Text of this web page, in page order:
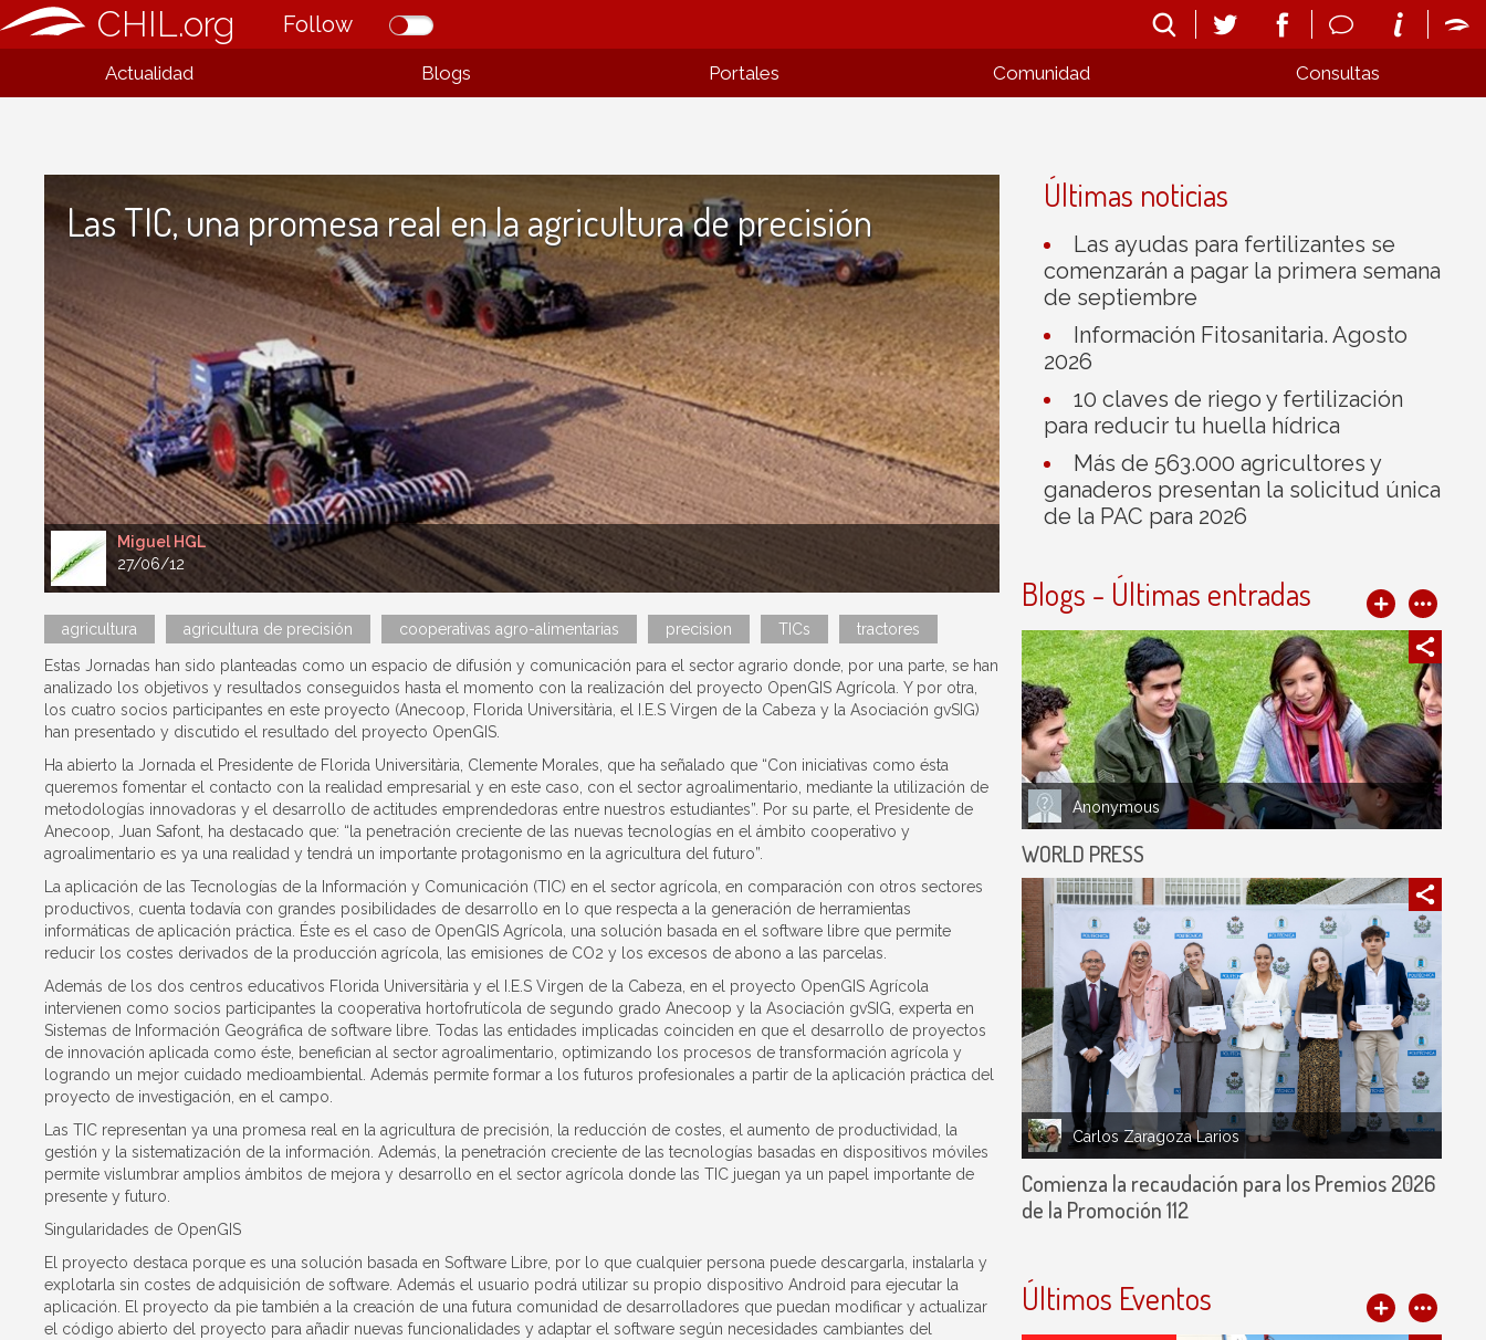
CHIL.org Follow
Actualidad Blogs Portales Comunidad Consultas
Miguel HGL
27/06/12
Las TIC, una promesa real en la agricultura de precisión
agricultura agricultura de precisión cooperativas agro-alimentarias precision TICs tractores
Estas Jornadas han sido planteadas como un espacio de difusión y comunicación para el sector agrario donde, por una parte, se han
analizado los objetivos y resultados conseguidos hasta el momento con la realización del proyecto OpenGIS Agrícola. Y por otra,
los cuatro socios participantes en este proyecto (Anecoop, Florida Universitària, el I.E.S Virgen de la Cabeza y la Asociación gvSIG)
han presentado y discutido el resultado del proyecto OpenGIS.
Ha abierto la Jornada el Presidente de Florida Universitària, Clemente Morales, que ha señalado que “Con iniciativas como ésta
queremos fomentar el contacto con la realidad empresarial y en este caso, con el sector agroalimentario, mediante la utilización de
metodologías innovadoras y el desarrollo de actitudes emprendedoras entre nuestros estudiantes”. Por su parte, el Presidente de
Anecoop, Juan Safont, ha destacado que: “la penetración creciente de las nuevas tecnologías en el ámbito cooperativo y
agroalimentario es ya una realidad y tendrá un importante protagonismo en la agricultura del futuro”.
La aplicación de las Tecnologías de la Información y Comunicación (TIC) en el sector agrícola, en comparación con otros sectores
productivos, cuenta todavía con grandes posibilidades de desarrollo en lo que respecta a la generación de herramientas
informáticas de aplicación práctica. Éste es el caso de OpenGIS Agrícola, una solución basada en el software libre que permite
reducir los costes derivados de la producción agrícola, las emisiones de CO2 y los excesos de abono a las parcelas.
Además de los dos centros educativos Florida Universitària y el I.E.S Virgen de la Cabeza, en el proyecto OpenGIS Agrícola
intervienen como socios participantes la cooperativa hortofrutícola de segundo grado Anecoop y la Asociación gvSIG, experta en
Sistemas de Información Geográfica de software libre. Todas las entidades implicadas coinciden en que el desarrollo de proyectos
de innovación aplicada como éste, benefician al sector agroalimentario, optimizando los procesos de transformación agrícola y
logrando un mejor cuidado medioambiental. Además permite formar a los futuros profesionales a partir de la aplicación práctica del
proyecto de investigación, en el campo.
Las TIC representan ya una promesa real en la agricultura de precisión, la reducción de costes, el aumento de productividad, la
gestión y la sistematización de la información. Además, la penetración creciente de las tecnologías basadas en dispositivos móviles
permite vislumbrar amplios ámbitos de mejora y desarrollo en el sector agrícola donde las TIC juegan ya un papel importante de
presente y futuro.
Singularidades de OpenGIS
El proyecto destaca porque es una solución basada en Software Libre, por lo que cualquier persona puede descargarla, instalarla y
explotarla sin costes de adquisición de software. Además el usuario podrá utilizar su propio dispositivo Android para ejecutar la
aplicación. El proyecto da pie también a la creación de una futura comunidad de desarrolladores que puedan modificar y actualizar
el código abierto del proyecto para añadir nuevas funcionalidades y adaptar el software según necesidades cambiantes del
Últimas noticias
Las ayudas para fertilizantes se
comenzarán a pagar la primera semana
de septiembre
Información Fitosanitaria. Agosto
2026
10 claves de riego y fertilización
para reducir tu huella hídrica
Más de 563.000 agricultores y
ganaderos presentan la solicitud única
de la PAC para 2026
Blogs - Últimas entradas
Anonymous
WORLD PRESS
Carlos Zaragoza Larios
Comienza la recaudación para los Premios 2026
de la Promoción 112
Últimos Eventos